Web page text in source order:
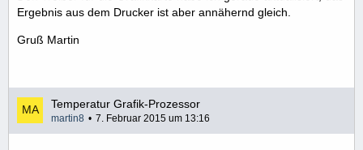
Ergebnis aus dem Drucker ist aber annähernd gleich.
Gruß Martin
Temperatur Grafik-Prozessor
martin8 7. Februar 2015 um 13:16